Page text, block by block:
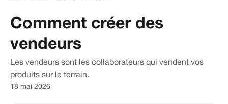
Comment créer des
vendeurs
Les vendeurs sont les collaborateurs qui vendent vos
produits sur le terrain.
18 mai 2026